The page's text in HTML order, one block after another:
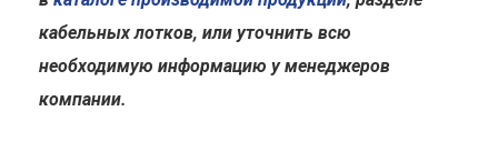
кабельных лотков, или уточнить всю
необходимую информацию у менеджеров
компании.